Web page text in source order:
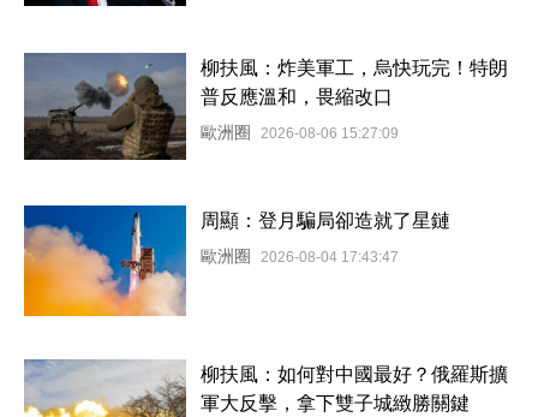
柳扶風：炸美軍工，烏快玩完！特朗
普反應溫和，畏縮改口
歐洲圈 2026-08-06 15:27:09
周顯：登月騙局卻造就了星鏈
歐洲圈 2026-08-04 17:43:47
柳扶風：如何對中國最好？俄羅斯擴
軍大反擊，拿下雙子城緻勝關鍵